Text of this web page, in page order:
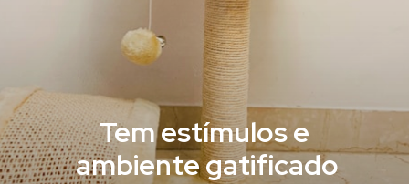
Tem estímulos e
ambiente gatificado